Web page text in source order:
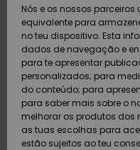
SURF
SNOW
DUPLA
PROMO
Nós e os nossos
equivalente para
no teu dispositivo. Esta
dados de navegação e
para te apresentar
personalizados; para
do conteúdo; para
para saber mais sobre o
melhorar os produtos dos
as tuas escolhas para
estão sujeitos ao teu